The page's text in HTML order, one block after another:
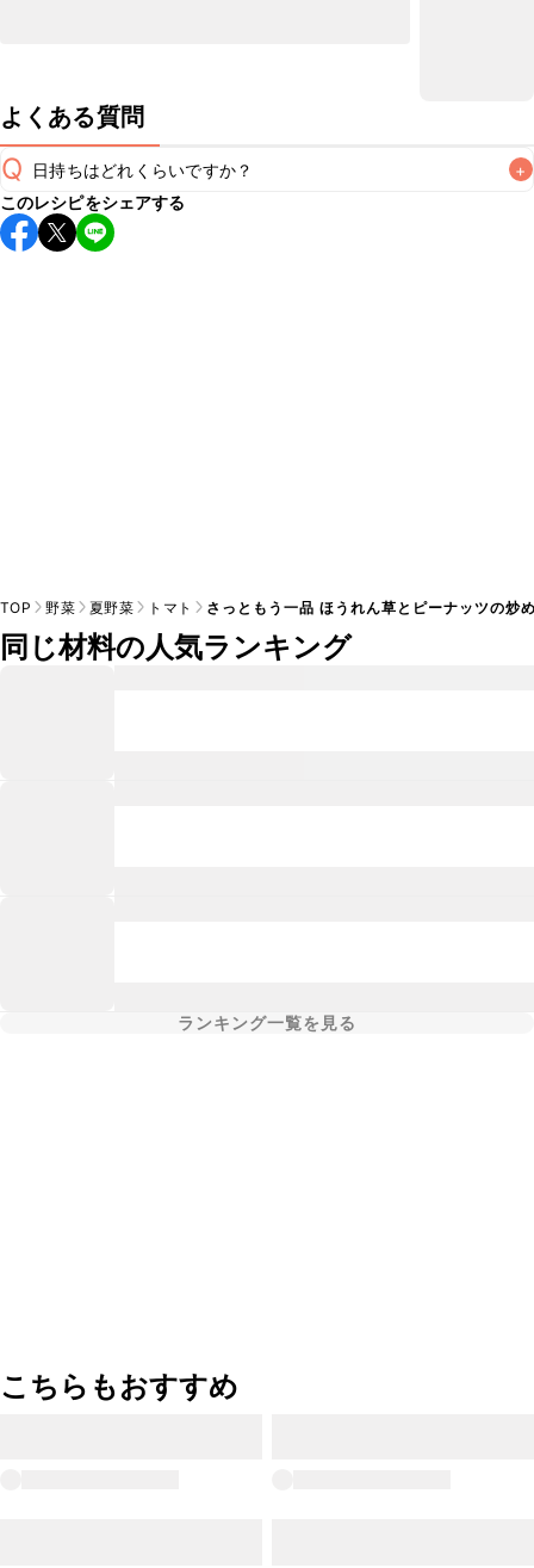
よくある質問
Q 日持ちはどれくらいですか？ +
保存期間は冷蔵で翌日中が目安です。なるべくお早めにお召
し上がりください。
このレシピをシェアする
TOP 野菜 夏野菜 トマト さっともう一品 ほうれん草とピーナッツの炒
同じ材料の人気ランキング
ランキング一覧を見る
こちらもおすすめ